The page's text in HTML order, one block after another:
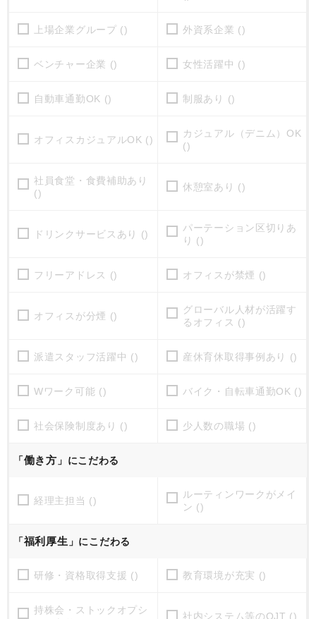
上場企業グループ () 外資系企業 ()
ベンチャー企業 () 女性活躍中 ()
自動車通勤OK () 制服あり ()
オフィスカジュアルOK ()
カジュアル（デニム）OK
()
社員食堂・食費補助あり
()
休憩室あり ()
ドリンクサービスあり ()
パーテーション区切りあ
り ()
フリーアドレス () オフィスが禁煙 ()
オフィスが分煙 ()
グローバル人材が活躍す
るオフィス ()
派遣スタッフ活躍中 () 産休育休取得事例あり ()
Wワーク可能 () バイク・自転車通勤OK ()
社会保険制度あり () 少人数の職場 ()
「働き方 」にこだわる
経理主担当 ()
ルーティンワークがメイ
ン ()
「福利厚生 」にこだわる
研修・資格取得支援 () 教育環境が充実 ()
持株会・ストックオプシ
社内システム等のOJT ()